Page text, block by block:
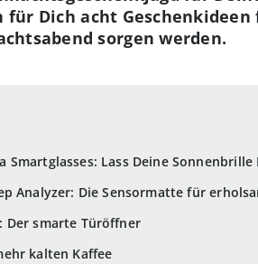
Smartglasses: Lass Deine
Analyzer: Die Sensormatte für
Der smarte Türöffner
kalten Kaffee
für Dich acht
sorgen werden.